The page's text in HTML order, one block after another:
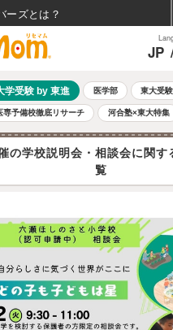
JP
学受験 by 東進 医学部 東大受験
専予備校徹底リサーチ 河合塾×東大特集
選び 高校受験 中学受験 小学
夏休み 8月開催学校説明会・相談会
全国公立高校 過去問
の学校説明会・相談会に関す
覧
ーズ